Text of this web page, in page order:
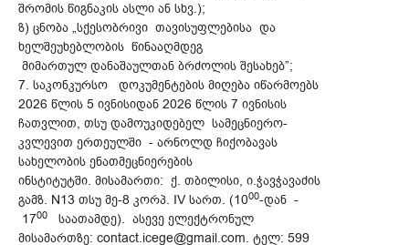
შრომის წიგნაკის ასლი ან სხვ.);
ზ) ცნობა „სქესობრივი თავისუფლებისა და
ხელშეუხებლობის წინააღმდეგ
მიმართულ დანაშაულთან ბრძოლის შესახებ”;
7. საკონკურსო დოკუმენტების მიღება იწარმოებს
2026 წლის 5 ივნისიდან 2026 წლის 7 ივნისის
ჩათვლით, თსუ დამოუკიდებელ სამეცნიერო-
კვლევით ერთეულში - არნოლდ ჩიქობავას
სახელობის ენათმეცნიერების
ინსტიტუტში. მისამართი: ქ. თბილისი, ი.ჭავჭავაძის
გამზ. N13 თსუ მე-8 კორპ. IV სართ. (1000-დან -
1700
საათამდე). ასევე ელექტრონულ
მისამართზე: contact.icege@gmail.com. ტელ: 599